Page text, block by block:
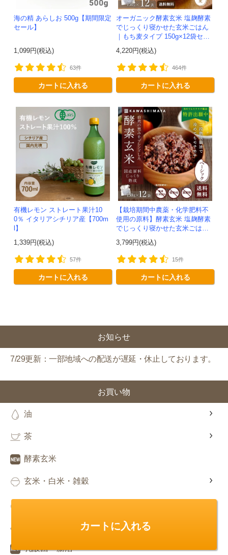
海の精 あらしお 500g【期間限定
セール】
1,099円(税込)
63件
カートに入れる
オーガニック酵素玄米 塩麹酵素
でじっくり寝かせた玄米ごはん
｜もち麦タイプ 150g×12袋セッ
ト -かわしま屋-【送料無料】
4,220円(税込)
464件
カートに入れる
有機レモン ストレート果汁10
0％ イタリアシチリア産【700m
l】
1,339円(税込)
57件
カートに入れる
【栽培期間中農薬・化学肥料不
使用の原料】酵素玄米 塩麹酵素
でじっくり寝かせた玄米ごはん
｜ベーシックタイプ 150g×12袋
セット -かわしま屋-【送料無
料】
3,799円(税込)
15件
カートに入れる
カートに入れる
お知らせ
7/29更新：一部地域への配送が遅延・休止しております。
お買い物
油
茶
酵素玄米
玄米・白米・雑穀
乳酸菌・腸活